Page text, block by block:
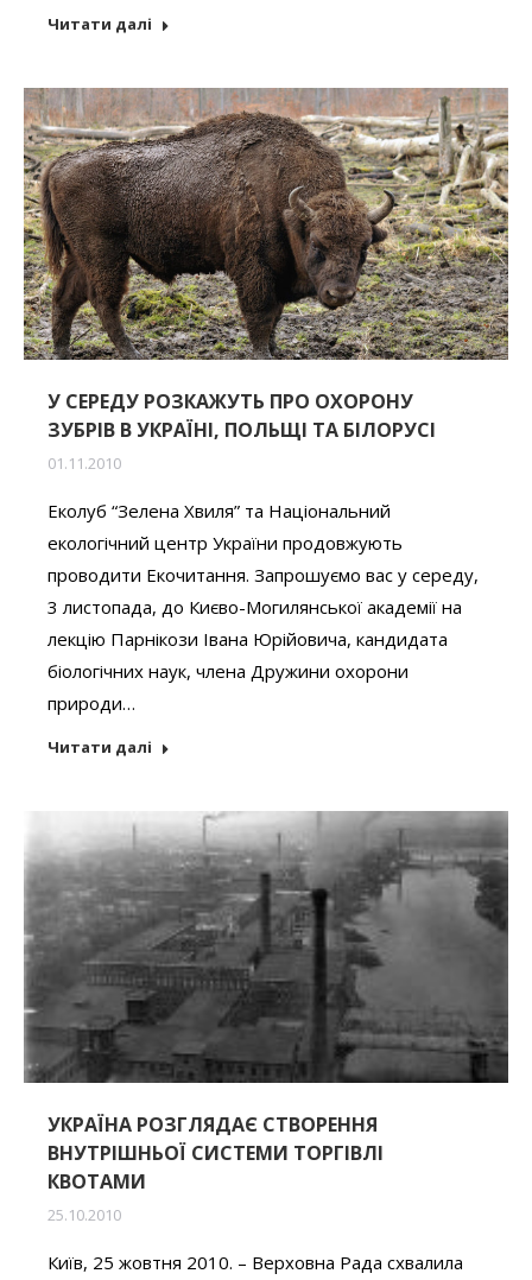
Читати далі
У СЕРЕДУ РОЗКАЖУТЬ ПРО ОХОРОНУ
ЗУБРІВ В УКРАЇНІ, ПОЛЬЩІ ТА БІЛОРУСІ
01.11.2010
Еколуб “Зелена Хвиля” та Національний
екологічний центр України продовжують
проводити Екочитання. Запрошуємо вас у середу,
3 листопада, до Києво-Могилянської академії на
лекцію Парнікози Івана Юрійовича, кандидата
біологічних наук, члена Дружини охорони
природи…
Читати далі
УКРАЇНА РОЗГЛЯДАЄ СТВОРЕННЯ
ВНУТРІШНЬОЇ СИСТЕМИ ТОРГІВЛІ
КВОТАМИ
25.10.2010
Київ, 25 жовтня 2010. – Верховна Рада схвалила